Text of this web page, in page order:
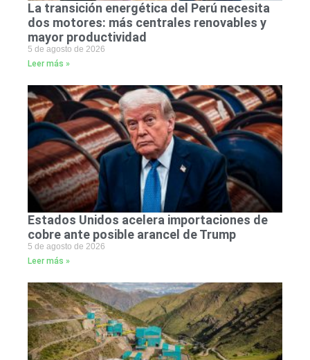
La transición energética del Perú necesita
dos motores: más centrales renovables y
mayor productividad
5 de agosto de 2026
Leer más »
Estados Unidos acelera importaciones de
cobre ante posible arancel de Trump
5 de agosto de 2026
Leer más »